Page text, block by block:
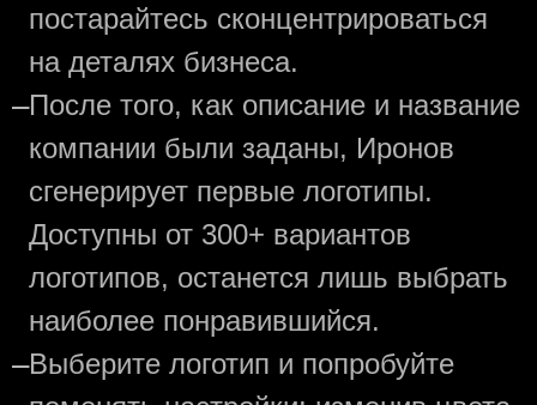
постарайтесь сконцентрироваться
на деталях бизнеса.
—После того, как описание и название
компании были заданы, Иронов
сгенерирует первые логотипы.
Доступны от 300+ вариантов
логотипов, останется лишь выбрать
наиболее понравившийся.
—Выберите логотип и попробуйте